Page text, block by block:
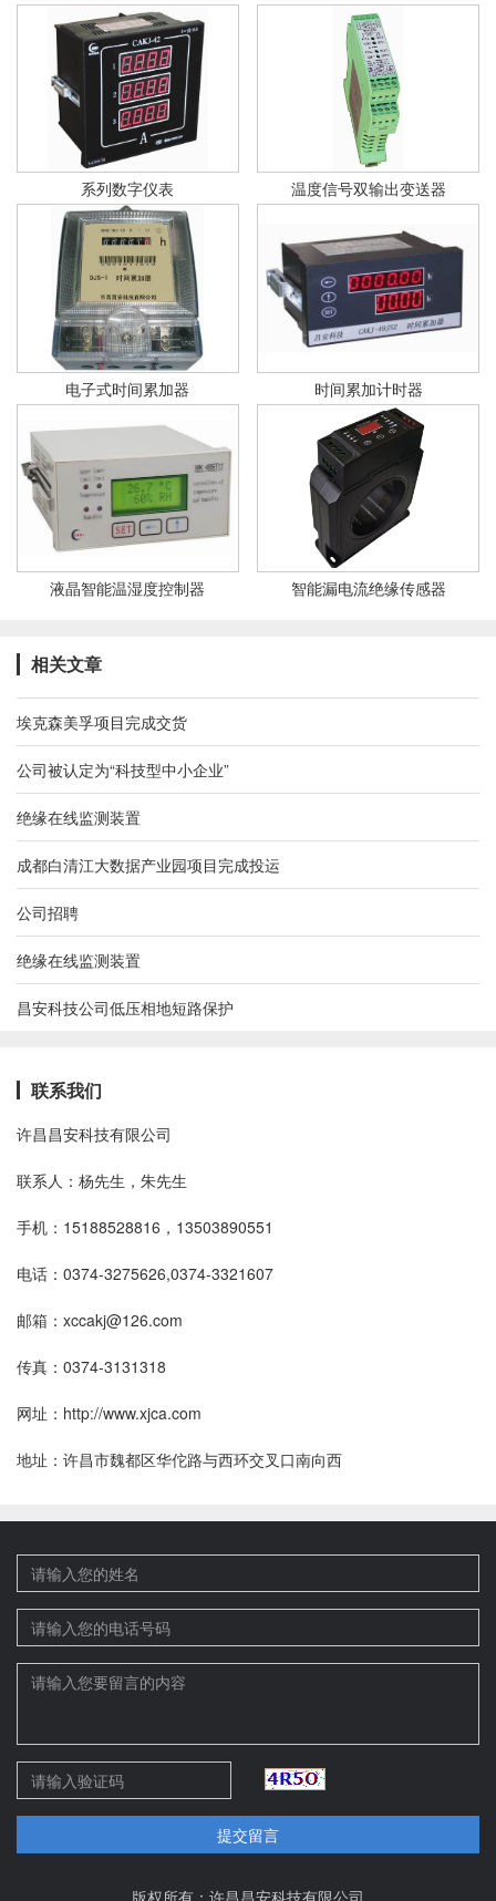
系列数字仪表 温度信号双输出变送器
电子式时间累加器 时间累加计时器
液晶智能温湿度控制器 智能漏电流绝缘传感器
相关文章
埃克森美孚项目完成交货
公司被认定为“科技型中小企业”
绝缘在线监测装置
成都白清江大数据产业园项目完成投运
公司招聘
绝缘在线监测装置
昌安科技公司低压相地短路保护
联系我们
许昌昌安科技有限公司
联系人：杨先生，朱先生
手机：15188528816，13503890551
电话：0374-3275626,0374-3321607
邮箱：xccakj@126.com
传真：0374-3131318
网址：http://www.xjca.com
地址：许昌市魏都区华佗路与西环交叉口南向西
提交留言